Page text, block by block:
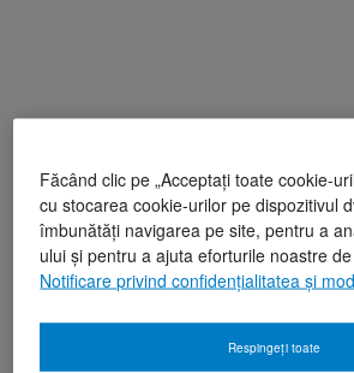
Făcând clic pe „Acceptați toate cookie-
cu stocarea cookie-urilor pe dispozitivul
îmbunătăți navigarea pe site, pentru a
ului și pentru a ajuta eforturile noastre
Notificare privind confidențialitatea și
Respingeți toate